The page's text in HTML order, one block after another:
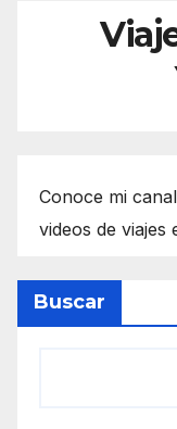
Conoce mi
videos de viajes
Buscar